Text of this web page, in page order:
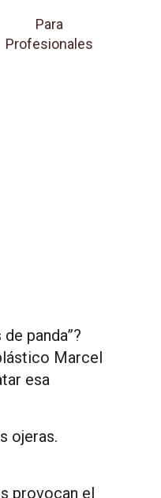
Para
Profesionales
panda”?
Marcel
esa
ojeras.
provocan el